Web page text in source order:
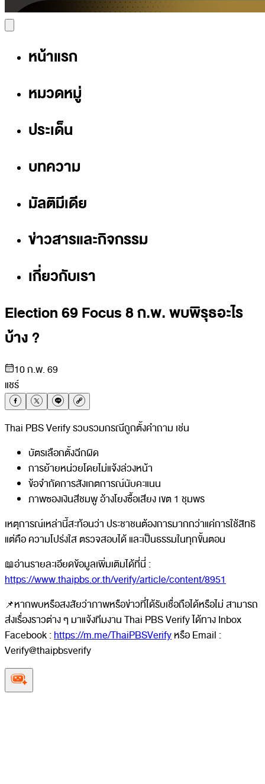
หน้าแรก
หมวดหมู่
ประเด็น
บทความ
มัลติมีเดีย
ข่าวสารและกิจกรรม
เกี่ยวกับเรา
Election 69 Focus 8 ก.พ. พบพิรุธอะไร
บ้าง ?
10 ก.พ. 69
แชร์
Thai PBS Verify รวบรวมกรณีถูกตั้งคำถาม เช่น
บัตรเลือกตั้งฉีกผิด
การย้ายหน่วยโดยไม่แจ้งล่วงหน้า
ข้อจำกัดการสังเกตการณ์นับคะแนน
ภาพซองเงินสีชมพู อ้างโยงซื้อเสียง เขต 1 ชุมพร
เหตุการณ์เหล่านี้สะท้อนว่า ประชาชนต้องการมากกว่าแค่การใช้สิทธิ
แต่คือ ความโปร่งใส ตรวจสอบได้ และเป็นธรรมในทุกขั้นตอน
📖อ่านรายละเอียดข้อมูลเพิ่มเติมได้ที่นี่ :
https://www.thaipbs.or.th/verify/article/content/8951
📌หากพบหรือสงสัยว่าภาพหรือข่าวที่ได้รับเชื่อถือได้หรือไม่ สามารถ
ส่งเรื่องราวต่าง ๆ มาแจ้งทีมงาน Thai PBS Verify ได้ทาง Inbox
Facebook :https://m.me/ThaiPBSVerifyหรือ Email :
Verify@thaipbsverify